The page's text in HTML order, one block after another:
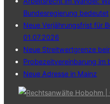
Bundesregierung bedeutet
Neue Verjährungsfrist für
01.07.2026
Neue Streitwertgrenze
Probezeitvereinbarung im
Neue Adresse in Mainz